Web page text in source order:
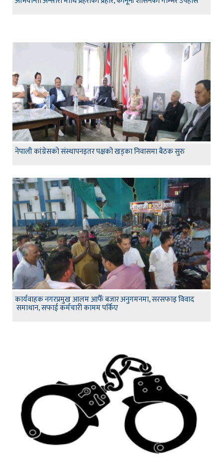
नेपाली कांग्रेसको संस्थापनइतर पक्षको खड्का निवासमा बैठक सुरु
कार्यवाहक नगरप्रमुख आलम आफैँ बजार अनुगमनमा, सरसफाइ विवाद
समाधान, सफाई कर्मचारी कामम पर्किए